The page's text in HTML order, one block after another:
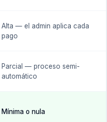
Alta — el admin aplica cada
pago
Parcial — proceso semi-
automático
Mínima o nula